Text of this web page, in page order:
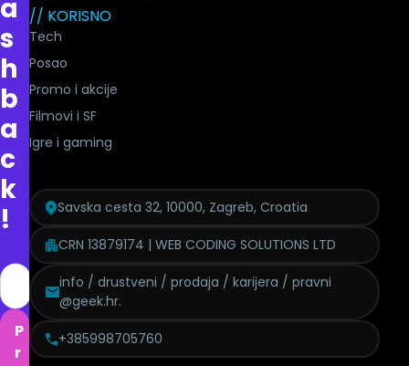
a
s
h
b
a
c
k
!
P
r
// KORISNO
Tech
Posao
Promo i akcije
Filmovi i SF
Igre i gaming
Savska cesta 32, 10000, Zagreb, Croatia
CRN 13879174 | WEB CODING SOLUTIONS LTD
info / drustveni / prodaja / karijera / pravni
@geek.hr.
+385998705760